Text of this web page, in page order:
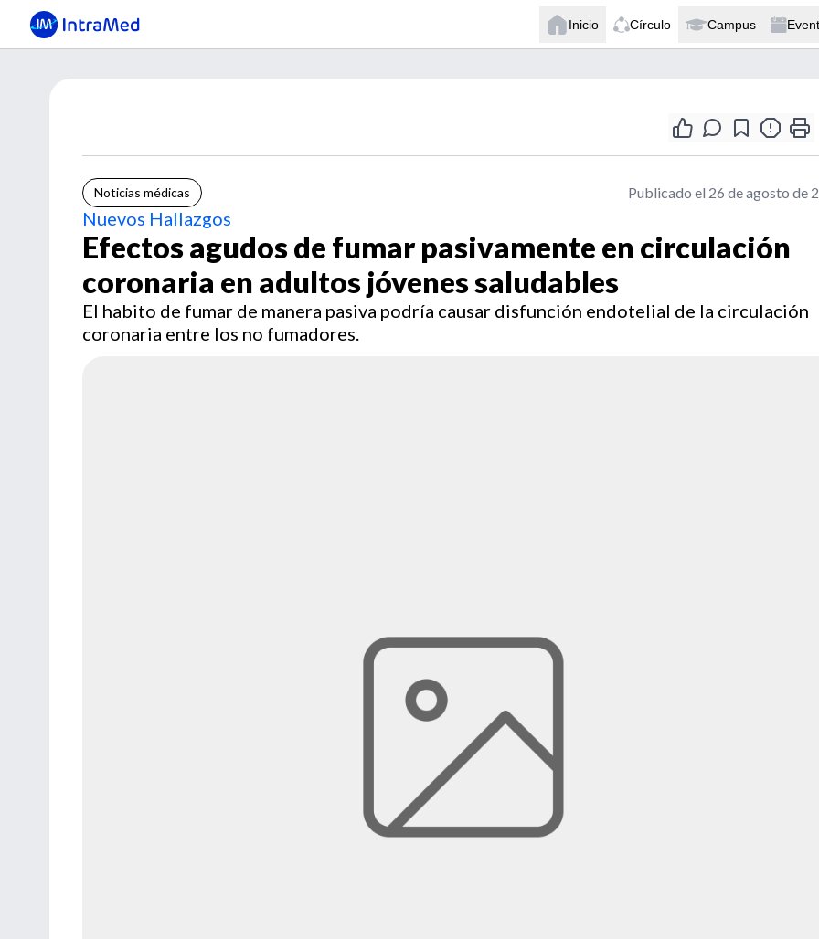
Inicio Círculo Campus
Noticias médicas Publicado el 26 de agosto de
Nuevos Hallazgos
Efectos agudos de fumar pasivamente en circulación
coronaria en adultos jóvenes saludables
El habito de fumar de manera pasiva podría causar disfunción endotelial de la circulación
coronaria entre los no fumadores.